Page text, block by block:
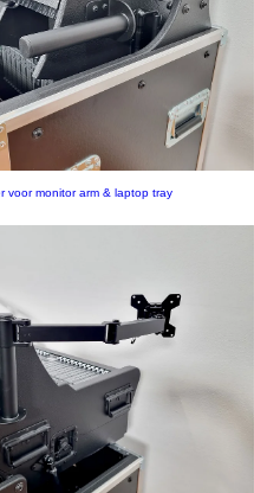
voor monitor arm & laptop tray